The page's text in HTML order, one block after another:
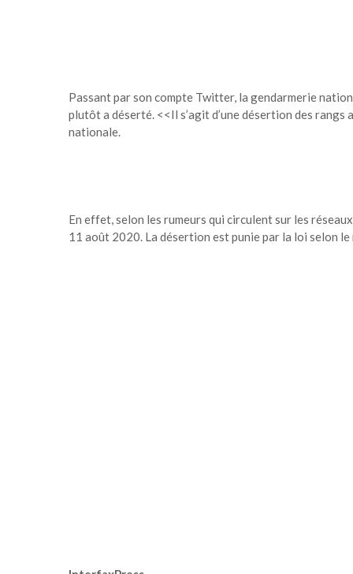
Passant par son compte Twitter, la gendarmerie
plutôt a déserté. <<Il s’agit d’une désertion des
nationale.
En effet, selon les rumeurs qui circulent sur les
11 août 2020. La désertion est punie par la loi selon